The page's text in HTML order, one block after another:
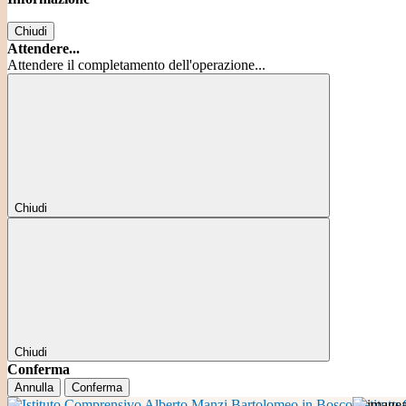
Chiudi
Attendere...
Attendere il completamento dell'operazione...
Chiudi
Chiudi
Conferma
Annulla Conferma